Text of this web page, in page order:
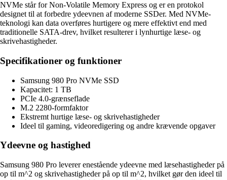
NVMe står for Non-Volatile Memory Express og er en protokol
designet til at forbedre ydeevnen af ​​moderne SSDer. Med NVMe-
teknologi kan data overføres hurtigere og mere effektivt end med
traditionelle SATA-drev, hvilket resulterer i lynhurtige læse- og
skrivehastigheder.
Specifikationer og funktioner
Samsung 980 Pro NVMe SSD
Kapacitet: 1 TB
PCIe 4.0-grænseflade
M.2 2280-formfaktor
Ekstremt hurtige læse- og skrivehastigheder
Ideel til gaming, videoredigering og andre krævende opgaver
Ydeevne og hastighed
Samsung 980 Pro leverer enestående ydeevne med læsehastigheder på
op til m^2 og skrivehastigheder på op til m^2, hvilket gør den ideel til